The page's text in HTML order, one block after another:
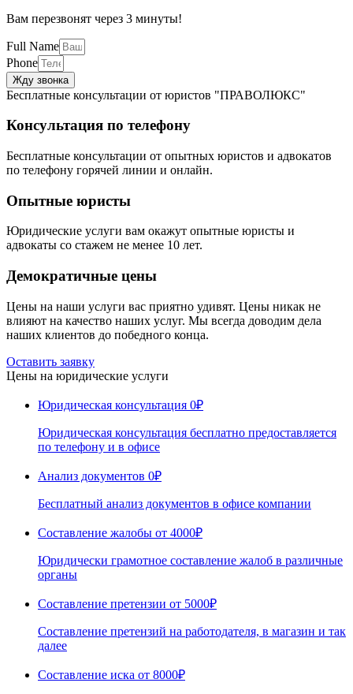
Вам перезвонят через 3 минуты!
Full Name
Phone
Жду звонка
Бесплатные консультации от юристов "ПРАВОЛЮКС"
Консультация по телефону
Бесплатные консультации от опытных юристов и адвокатов
по телефону горячей линии и онлайн.
Опытные юристы
Юридические услуги вам окажут опытные юристы и
адвокаты со стажем не менее 10 лет.
Демократичные цены
Цены на наши услуги вас приятно удивят. Цены никак не
влияют на качество наших услуг. Мы всегда доводим дела
наших клиентов до победного конца.
Оставить заявку
Цены на юридические услуги
Юридическая консультация 0₽
Юридическая консультация бесплатно предоставляется
по телефону и в офисе
Анализ документов 0₽
Бесплатный анализ документов в офисе компании
Составление жалобы от 4000₽
Юридически грамотное составление жалоб в различные
органы
Составление претензии от 5000₽
Составление претензий на работодателя, в магазин и так
далее
Составление иска от 8000₽